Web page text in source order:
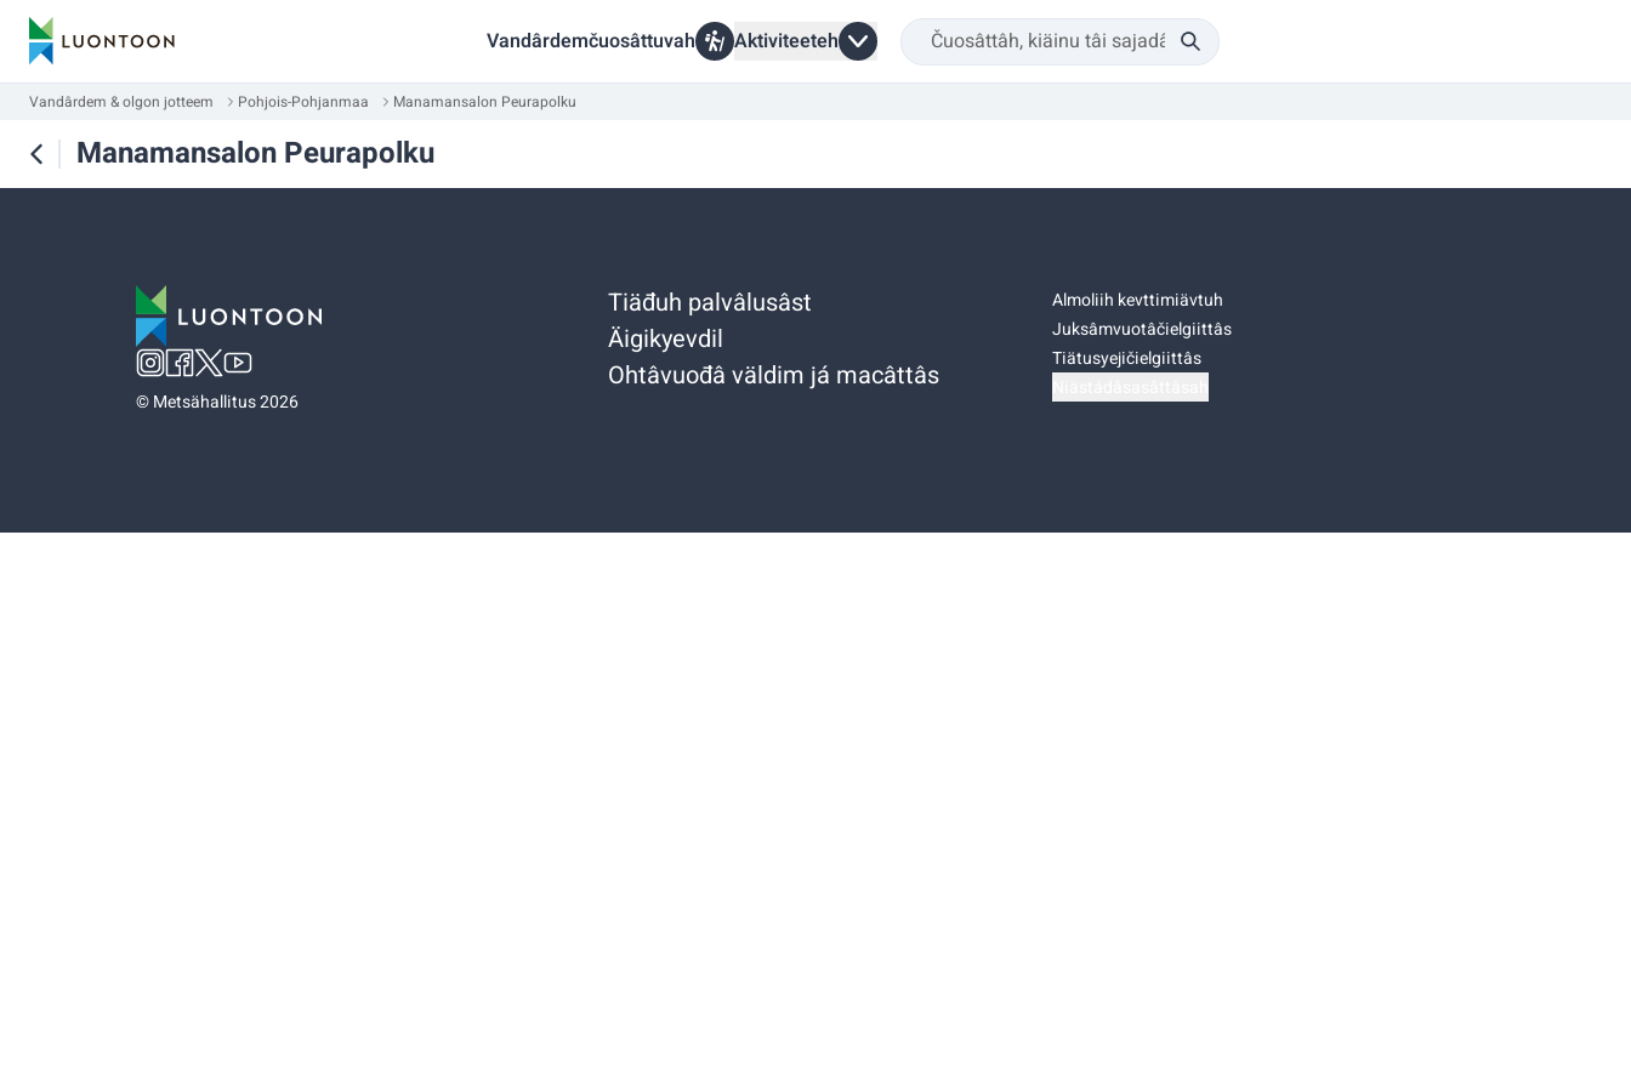
Vandârdemčuosâttuvah Aktiviteeteh
Vandârdem & olgon jotteem Pohjois-Pohjanmaa Manamansalon Peurapolku
Manamansalon Peurapolku
©Metsähallitus 2026
Tiäđuh palvâlusâst
Äigikyevdil
Ohtâvuođâ väldim já macâttâs
Almoliih kevttimiävtuh
Juksâmvuotâčielgiittâs
Tiätusyejičielgiittâs